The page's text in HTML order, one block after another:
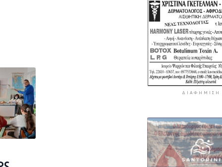
ΔΙΑΦΉΜΙΣΗ